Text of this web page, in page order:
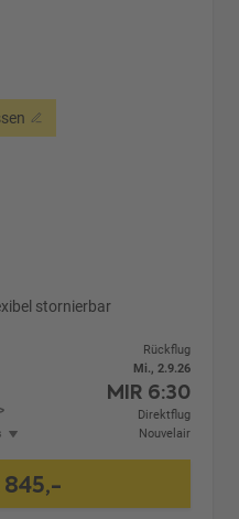
stornierbar
Rückflug
Mi., 2.9.26
MIR 6:30
Direktflug
Nouvelair
845,-